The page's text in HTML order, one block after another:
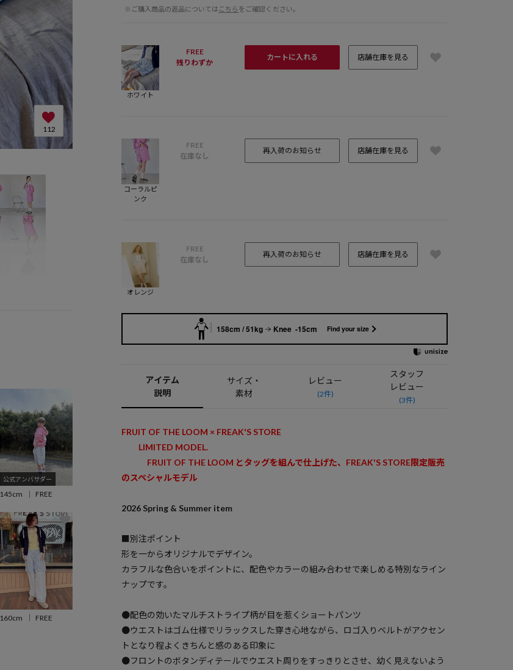
H168 B80 W61 H88 FREEサイズ
112
公式アンバサダー
145cm FREE
160cm FREE
※ご購入商品の返品については こちら をご確認ください。
ホワイト
FREE
残りわずか
カートに入れる 店舗在庫を見る
コーラルピ
ンク
FREE
在庫なし
再入荷のお知らせ 店舗在庫を見る
オレンジ
FREE
在庫なし
再入荷のお知らせ 店舗在庫を見る
158cm / 51kg Knee -15cm Find your size
アイテム
説明
サイズ・
素材
レビュー
(2件)
スタッフ
レビュー
(3件)
FRUIT OF THE LOOM × FREAK'S STORE
LIMITED MODEL.
FRUIT OF THE LOOM とタッグを組んで仕上げた、FREAK'S STORE限定販売
のスペシャルモデル
2026 Spring & Summer item
■別注ポイント
形を一からオリジナルでデザイン。
カラフルな色合いをポイントに、配色やカラーの組み合わせで楽しめる特別なライン
ナップです。
●配色の効いたマルチストライプ柄が目を惹くショートパンツ
●ウエストはゴム仕様でリラックスした穿き心地ながら、ロゴ入りベルトがアクセン
トとなり程よくきちんと感のある印象に
●フロントのボタンディテールでウエスト周りをすっきりとさせ、幼く見えないよう